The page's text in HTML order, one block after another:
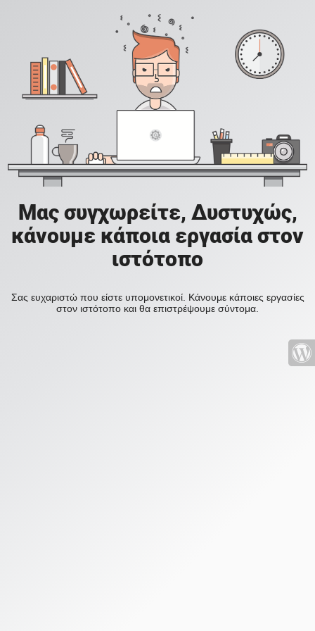
Μας συγχωρείτε, Δυστυχώς,
κάνουμε κάποια εργασία στον
ιστότοπο
Σας ευχαριστώ που είστε υπομονετικοί. Κάνουμε κάποιες εργασίες
στον ιστότοπο και θα επιστρέψουμε σύντομα.